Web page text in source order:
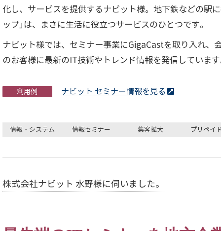
化し、サービスを提供するナビット様。地下鉄などの駅
ップ」は、まさに生活に役立つサービスのひとつです。
ナビット様では、セミナー事業にGigaCastを取り入れ、
のお客様に最新のIT技術やトレンド情報を発信していま
利用例 ナビット セミナー情報を見る
情報・システム 情報セミナー 集客拡大 プリペイ
株式会社ナビット 水野様に伺いました。